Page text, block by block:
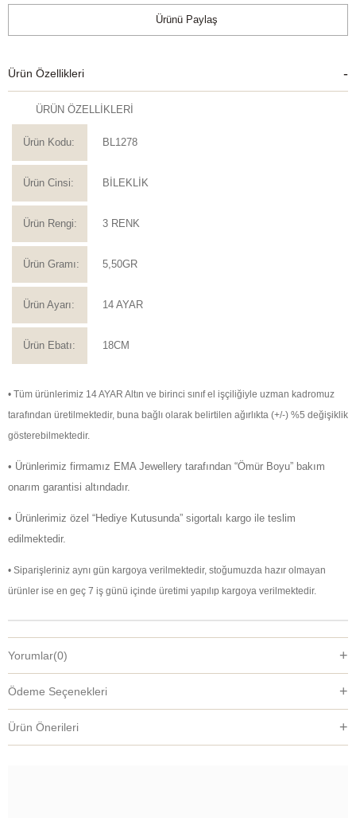
Ürünü Paylaş
Ürün Özellikleri
ÜRÜN ÖZELLİKLERİ
Ürün Kodu: BL1278
Ürün Cinsi: BİLEKLİK
Ürün Rengi: 3 RENK
Ürün Gramı: 5,50GR
Ürün Ayarı: 14 AYAR
Ürün Ebatı: 18CM
• Tüm ürünlerimiz 14 AYAR Altın ve birinci sınıf el işçiliğiyle uzman kadromuz
tarafından üretilmektedir, buna bağlı olarak belirtilen ağırlıkta (+/-) %5 değişiklik
gösterebilmektedir.
• Ürünlerimiz firmamız EMA Jewellery tarafından “Ömür Boyu” bakım
onarım garantisi altındadır.
• Ürünlerimiz özel “Hediye Kutusunda” sigortalı kargo ile teslim
edilmektedir.
• Siparişleriniz aynı gün kargoya verilmektedir, stoğumuzda hazır olmayan
ürünler ise en geç 7 iş günü içinde üretimi yapılıp kargoya verilmektedir.
Yorumlar(0)
Ödeme Seçenekleri
Ürün Önerileri